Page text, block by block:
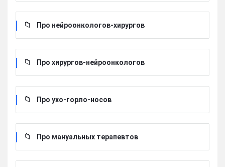
Про нейроонкологов-хирургов
Про хирургов-нейроонкологов
Про ухо-горло-носов
Про мануальных терапевтов